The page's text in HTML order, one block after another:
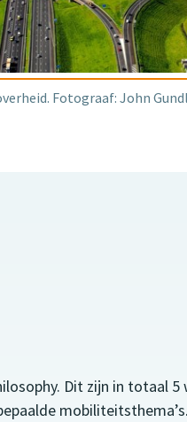
Fotograaf: John
Dit zijn in totaal 5